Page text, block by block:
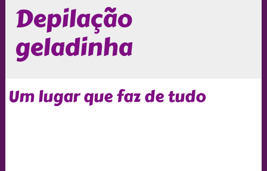
Depilação
geladinha
Um lugar que faz de tudo